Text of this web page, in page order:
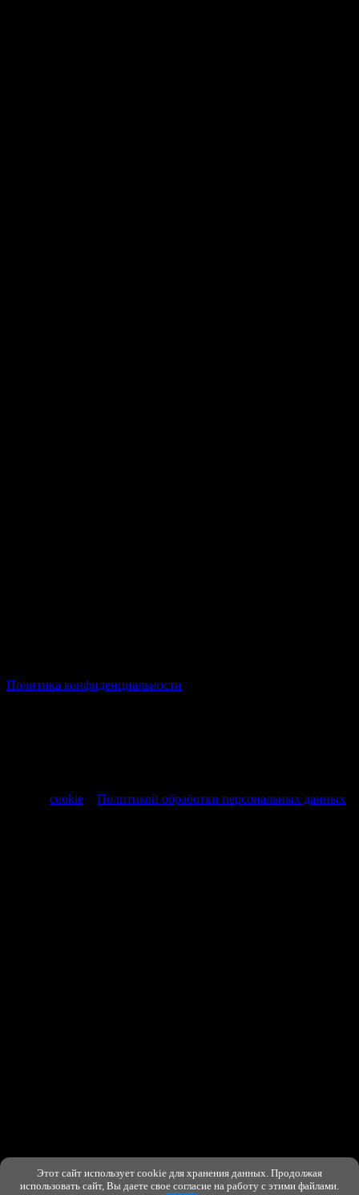
Политика конфиденциальности
cookie Политикой обработки персональных данных
ХОРОШО
Этот сайт использует cookie для хранения данных. Продолжая
использовать сайт, Вы даете свое согласие на работу с этими файлами.